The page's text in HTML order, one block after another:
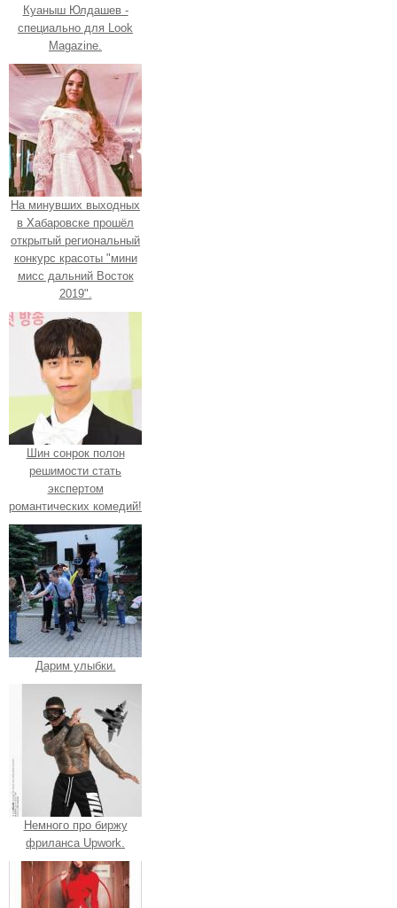
Куаныш Юлдашев -
специально для Look
Magazine.
На минувших выходных
в Хабаровске прошёл
открытый региональный
конкурс красоты "мини
мисс дальний Восток
2019".
Шин сонрок полон
решимости стать
экспертом
романтических комедий!
Дарим улыбки.
Немного про биржу
фриланса Upwork.